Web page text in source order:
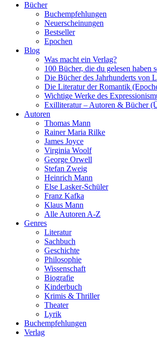
Bücher
Buchempfehlungen
Neuerscheinungen
Bestseller
Epochen
Blog
Was macht ein Verlag?
100 Bücher, die du gelesen haben
Die Bücher des Jahrhunderts von
Die Literatur der Romantik
Wichtige Werke des
Exilliteratur – Autoren & Bücher
Autoren
Thomas Mann
Rainer Maria Rilke
James Joyce
Virginia Woolf
George Orwell
Stefan Zweig
Heinrich Mann
Else Lasker-Schüler
Franz Kafka
Klaus Mann
Alle Autoren A-Z
Genres
Literatur
Sachbuch
Geschichte
Philosophie
Wissenschaft
Biografie
Kinderbuch
Krimis & Thriller
Theater
Lyrik
Buchempfehlungen
Verlag